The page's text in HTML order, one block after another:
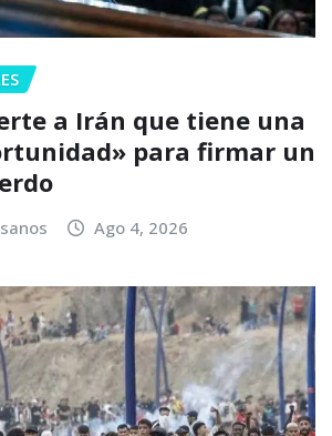
a Irán que tiene una
para firmar un
Ago 4, 2026